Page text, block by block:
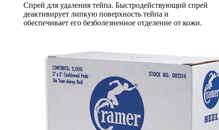
Спрей для удаления тейпа. Быстродействующий спрей
деактивирует липкую поверхность тейпа и
обеспечивает его безболезненное отделение от кожи.